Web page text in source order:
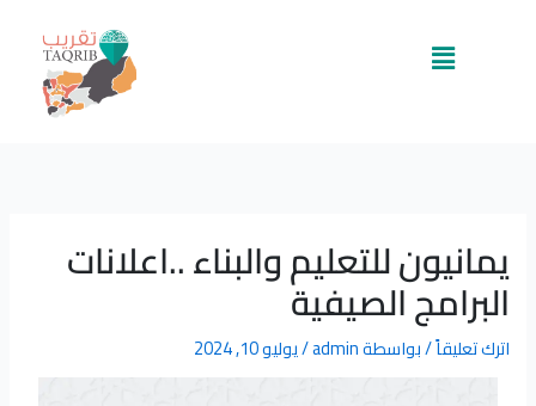
القائمة
يمانيون للتعليم والبناء ..اعلانات
البرامج الصيفية
اترك تعليقاً/ بواسطةadmin
/يوليو 10, 2024